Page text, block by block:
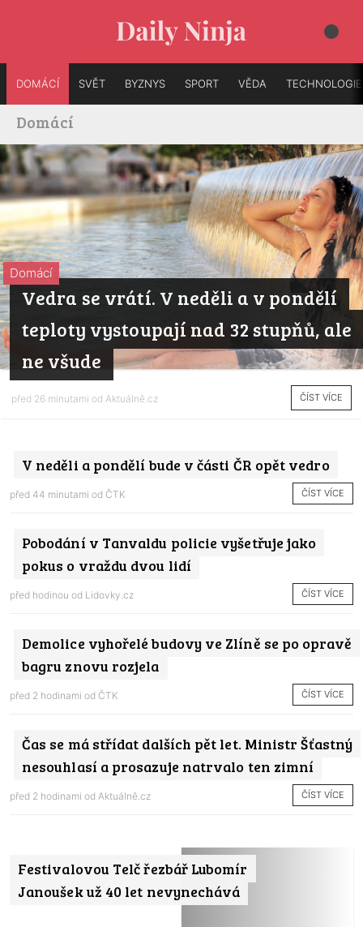
DOMÁCÍ SVĚT BYZNYS SPORT VĚDA TECHNOLOGIE
Domácí
Domácí
Vedra se vrátí. V neděli a v pondělí
teploty vystoupají nad 32 stupňů, ale
ne všude
před 26 minutami od Aktuálně.cz ČÍST VÍCE
V neděli a pondělí bude v části ČR opět vedro
před 44 minutami od ČTK ČÍST VÍCE
Pobodání v Tanvaldu policie vyšetřuje jako
pokus o vraždu dvou lidí
před hodinou od Lidovky.cz ČÍST VÍCE
Demolice vyhořelé budovy ve Zlíně se po opravě
bagru znovu rozjela
před 2 hodinami od ČTK ČÍST VÍCE
Čas se má střídat dalších pět let. Ministr Šťastný
nesouhlasí a prosazuje natrvalo ten zimní
před 2 hodinami od Aktuálně.cz ČÍST VÍCE
Festivalovou Telč řezbář Lubomír
Janoušek už 40 let nevynechává